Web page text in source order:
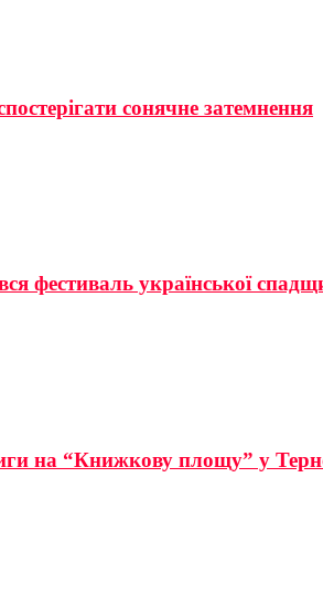
сонячне затемнення
фестиваль української
на “Книжкову площу” у